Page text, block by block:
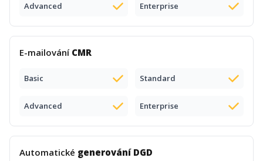
Advanced Enterprise
E-mailování CMR
Basic Standard
Advanced Enterprise
Automatické generování DGD